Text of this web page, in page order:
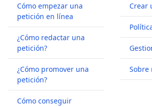
Cómo empezar una
petición en línea
¿Cómo redactar una
petición?
¿Cómo promover una
petición?
Cómo conseguir
Crear
Sobre